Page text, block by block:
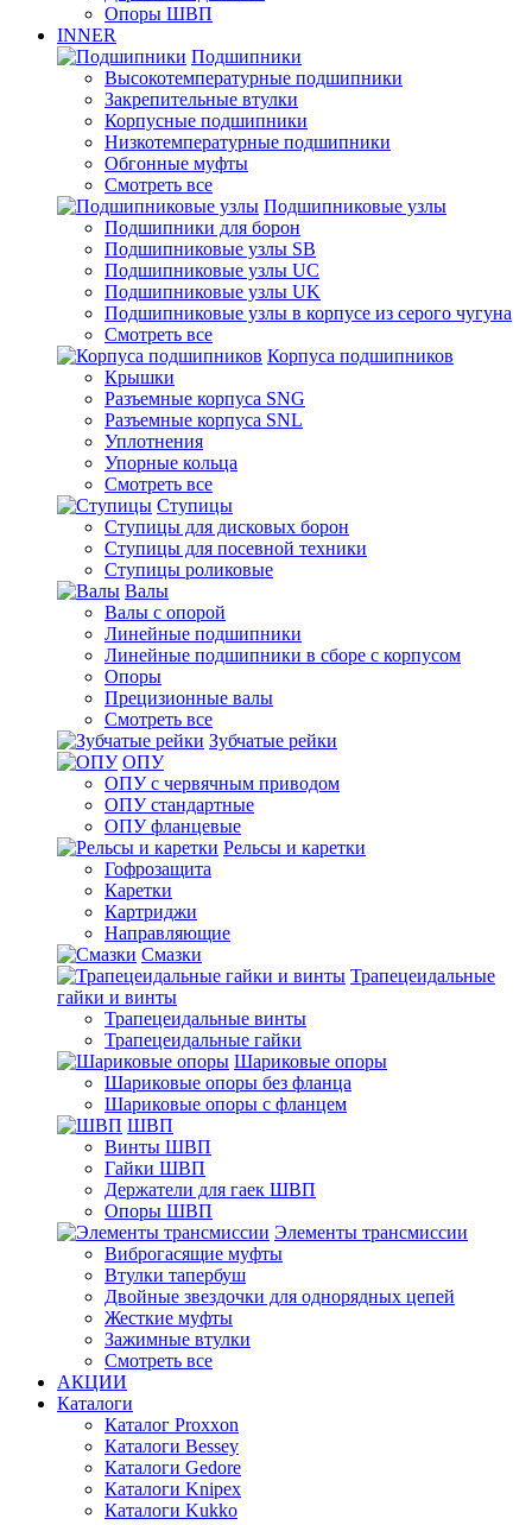
Опоры ШВП
INNER
Подшипники
Высокотемпературные подшипники
Закрепительные втулки
Корпусные подшипники
Низкотемпературные подшипники
Обгонные муфты
Смотреть все
Подшипниковые узлы
Подшипники для борон
Подшипниковые узлы SB
Подшипниковые узлы UC
Подшипниковые узлы UK
Подшипниковые узлы в корпусе из серого чугуна
Смотреть все
Корпуса подшипников
Крышки
Разъемные корпуса SNG
Разъемные корпуса SNL
Уплотнения
Упорные кольца
Смотреть все
Ступицы
Ступицы для дисковых борон
Ступицы для посевной техники
Ступицы роликовые
Валы
Валы с опорой
Линейные подшипники
Линейные подшипники в сборе с корпусом
Опоры
Прецизионные валы
Смотреть все
Зубчатые рейки
ОПУ
ОПУ с червячным приводом
ОПУ стандартные
ОПУ фланцевые
Рельсы и каретки
Гофрозащита
Каретки
Картриджи
Направляющие
Смазки
Трапецеидальные
гайки и винты
Трапецеидальные винты
Трапецеидальные гайки
Шариковые опоры
Шариковые опоры без фланца
Шариковые опоры с фланцем
ШВП
Винты ШВП
Гайки ШВП
Держатели для гаек ШВП
Опоры ШВП
Элементы трансмиссии
Виброгасящие муфты
Втулки тапербуш
Двойные звездочки для однорядных цепей
Жесткие муфты
Зажимные втулки
Смотреть все
АКЦИИ
Каталоги
Каталог Proxxon
Каталоги Bessey
Каталоги Gedore
Каталоги Knipex
Каталоги Kukko